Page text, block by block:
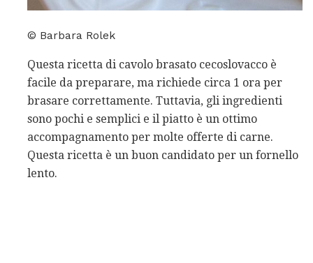
© Barbara Rolek
Questa ricetta di cavolo brasato cecoslovacco è
facile da preparare, ma richiede circa 1 ora per
brasare correttamente. Tuttavia, gli ingredienti
sono pochi e semplici e il piatto è un ottimo
accompagnamento per molte offerte di carne.
Questa ricetta è un buon candidato per un fornello
lento.